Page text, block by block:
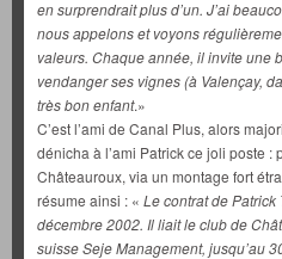
en surprendrait plus d’un. J’ai
nous appelons et voyons
valeurs. Chaque année, il invite une
vendanger ses vignes (à Valençay,
très bon enfant.»
C’est l’ami de Canal Plus, alors
dénicha à l’ami Patrick ce joli poste
Châteauroux, via un montage fort
résume ainsi : « Le contrat de
décembre 2002. Il liait le club de
suisse Seje Management, jusqu’au